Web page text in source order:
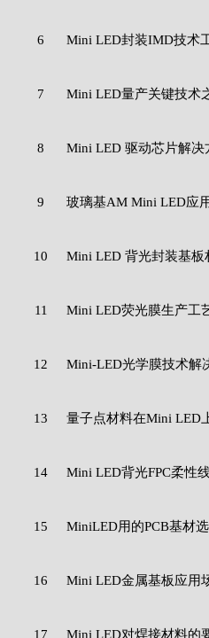
6 Mini LED封装IMD技术
7 Mini LED量产关键技术
8 Mini LED 驱动芯片解决
9 玻璃基AM Mini LED应
10 Mini LED 背光封装基板
11 Mini LED荧光膜生产工
12 Mini-LED光学膜技术解
13 量子点材料在Mini LED
14 Mini LED背光FPC柔性
15 MiniLED用的PCB基材
16 Mini LED金属基板应用
17 Mini LED对焊接材料的